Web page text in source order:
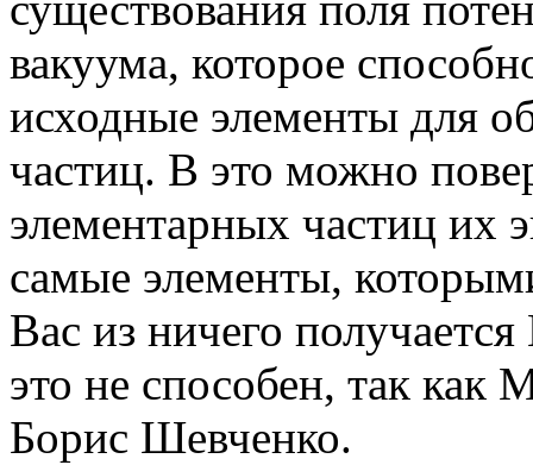
вакуума, которое
исходные элементы для
частиц. В это можно
элементарных частиц их
самые элементы,
Вас из ничего
это не способен, так как
Борис Шевченко.